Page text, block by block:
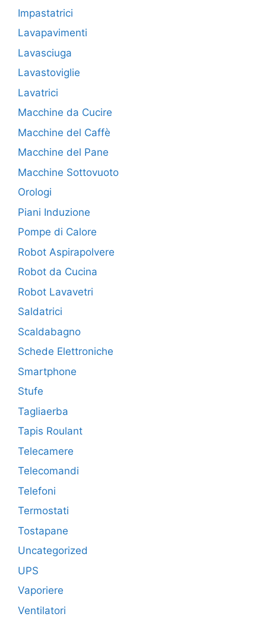
Impastatrici
Lavapavimenti
Lavasciuga
Lavastoviglie
Lavatrici
Macchine da Cucire
Macchine del Caffè
Macchine del Pane
Macchine Sottovuoto
Orologi
Piani Induzione
Pompe di Calore
Robot Aspirapolvere
Robot da Cucina
Robot Lavavetri
Saldatrici
Scaldabagno
Schede Elettroniche
Smartphone
Stufe
Tagliaerba
Tapis Roulant
Telecamere
Telecomandi
Telefoni
Termostati
Tostapane
Uncategorized
UPS
Vaporiere
Ventilatori